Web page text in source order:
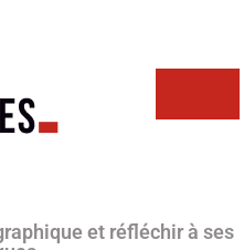
et réfléchir à ses